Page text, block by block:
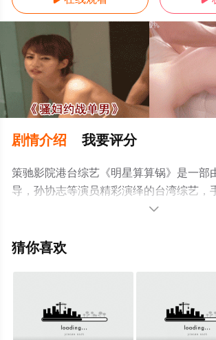
剧情介绍 我要评分
策驰影院港台综艺《明星算算锅》是一部
导，孙协志等演员精彩演绎的台湾综艺，
清未删减完整版综艺节目就上策驰电影网

猜你喜欢